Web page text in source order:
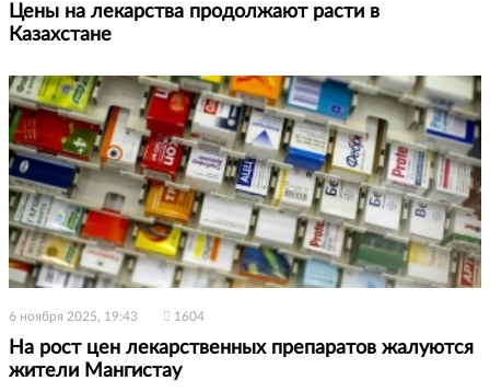
Цены на лекарства продолжают расти в
Казахстане
6 ноября 2025, 19:43 1604
На рост цен лекарственных препаратов жалуются
жители Мангистау